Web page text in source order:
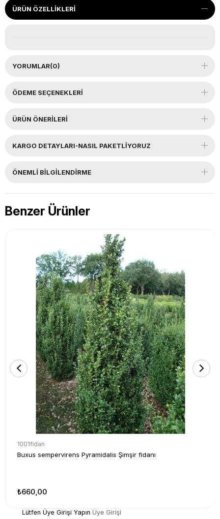
ÜRÜN ÖZELLIKLERI
YORUMLAR(0)
ÖDEME SEÇENEKLERI
ÜRÜN ÖNERILERI
KARGO DETAYLARI-NASIL PAKETLİYORUZ
ÖNEMLI BILGILENDIRME
Benzer Ürünler
1001fidan
Buxus sempervirens Pyramidalis Şimşir fidanı
₺660,00
Lütfen Üye Girişi Yapın Üye Girişi